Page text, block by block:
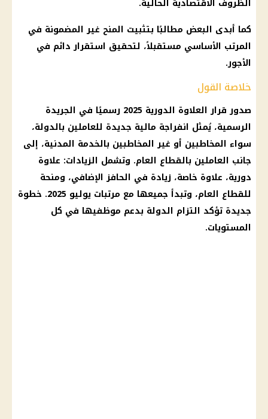
كما أبدى البعض مطالبًا بتثبيت المنح غير المضمونة في
المرتب الأساسي مستقبلاً، لتحقيق استقرار دائم في
الأجور.
خلاصة القول
صدور قرار العلاوة الدورية 2025 رسميًا في الجريدة
الرسمية، يُمثل انفراجة مالية جديدة للعاملين بالدولة،
سواء المخاطبين أو غير المخاطبين بالخدمة المدنية، إلى
جانب العاملين بالقطاع العام. وتشمل الزيادات: علاوة
دورية، علاوة خاصة، زيادة في الحافز الإضافي، ومنحة
للقطاع العام، وتبدأ جميعها مع مرتبات يوليو 2025. خطوة
جديدة تؤكد التزام الدولة بدعم موظفيها في كل
المستويات.